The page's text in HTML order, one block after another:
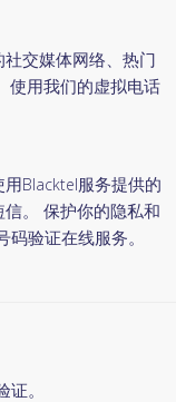
交媒体网络、热门
使用我们的虚拟电话
Blacktel服务提供的
。 保护你的隐私和
验证在线服务。
。